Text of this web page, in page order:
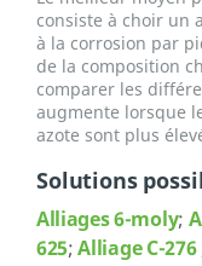
consiste à choir un
à la corrosion par
de la composition
comparer les
augmente lorsque
azote sont plus
Solutions
Alliages 6-moly;
625;Alliage C-276